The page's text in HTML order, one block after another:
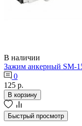
В наличии
Зажим анкерный SM-
0
125 р.
В корзину
Быстрый просмотр